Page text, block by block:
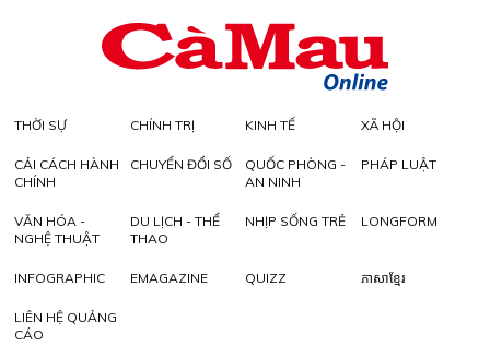
THỜI SỰ CHÍNH TRỊ KINH TẾ XÃ HỘI
CẢI CÁCH HÀNH
CHÍNH
CHUYỂN ĐỔI SỐ
QUỐC PHÒNG -
AN NINH
PHÁP LUẬT
VĂN HÓA -
NGHỆ THUẬT
DU LỊCH - THỂ
THAO
NHỊP SỐNG TRẺ LONGFORM
INFOGRAPHIC EMAGAZINE QUIZZ ភាសាខ្មែរ
LIÊN HỆ QUẢNG
CÁO